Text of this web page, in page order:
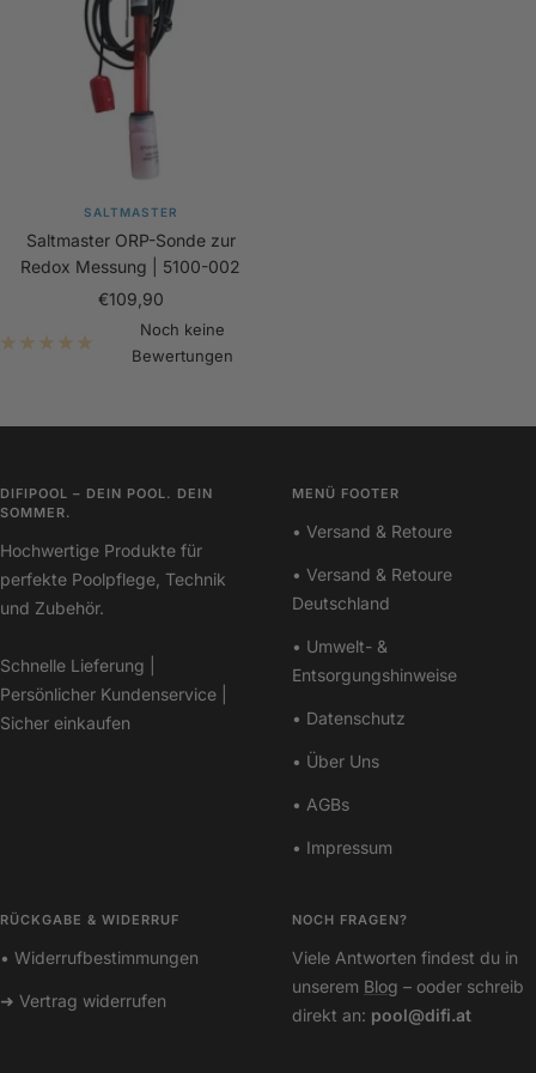
SALTMASTER
Saltmaster ORP-Sonde zur
Redox Messung | 5100-002
Angebotspreis
€109,90
Noch keine
Bewertungen
DIFIPOOL – DEIN POOL. DEIN
SOMMER.
Hochwertige Produkte für
perfekte Poolpflege, Technik
und Zubehör.
Schnelle Lieferung |
Persönlicher Kundenservice |
Sicher einkaufen
MENÜ FOOTER
• Versand & Retoure
• Versand & Retoure
Deutschland
• Umwelt- &
Entsorgungshinweise
• Datenschutz
• Über Uns
• AGBs
• Impressum
RÜCKGABE & WIDERRUF
• Widerrufbestimmungen
➜ Vertrag widerrufen
NOCH FRAGEN?
Viele Antworten findest du in
unserem Blog – ooder schreib
direkt an: pool@difi.at